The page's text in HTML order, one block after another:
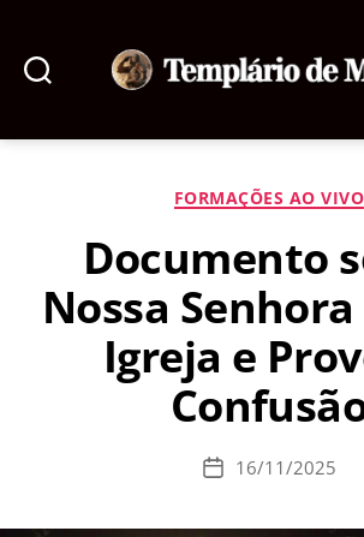
de
Categorias
FORMAÇÕES AO VIVO
Documento
Nossa
Igreja e
Data16/11/2025